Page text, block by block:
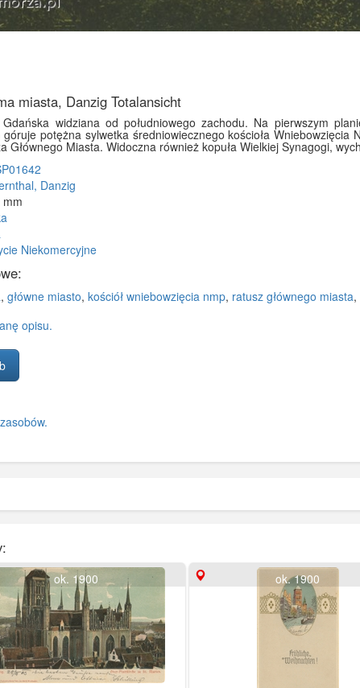
miasta, Danzig Totalansicht
widziana od południowego zachodu. Na pierwszym
góruje potężna sylwetka średniowiecznego kościoła
Głównego Miasta. Widoczna również kopuła Wielkiej Synagogi,
Danzig
mm
Niekomercyjne
, główne miasto, kościół wniebowzięcia nmp, ratusz głównego miasta,
opisu.
ok. 1900 ok. 1900